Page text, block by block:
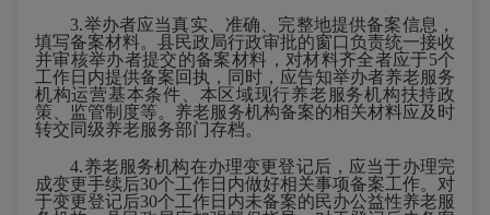
3.举办者应当真实、准确、完整地提供备案信息，
填写备案材料。县民政局行政审批的窗口负责统一接收
并审核举办者提交的备案材料，对材料齐全者应于5个
工作日内提供备案回执，同时，应告知举办者养老服务
机构运营基本条件、本区域现行养老服务机构扶持政
策、监管制度等。养老服务机构备案的相关材料应及时
转交同级养老服务部门存档。
4.养老服务机构在办理变更登记后，应当于办理完
成变更手续后30个工作日内做好相关事项备案工作。对
于变更登记后30个工作日内未备案的民办公益性养老服